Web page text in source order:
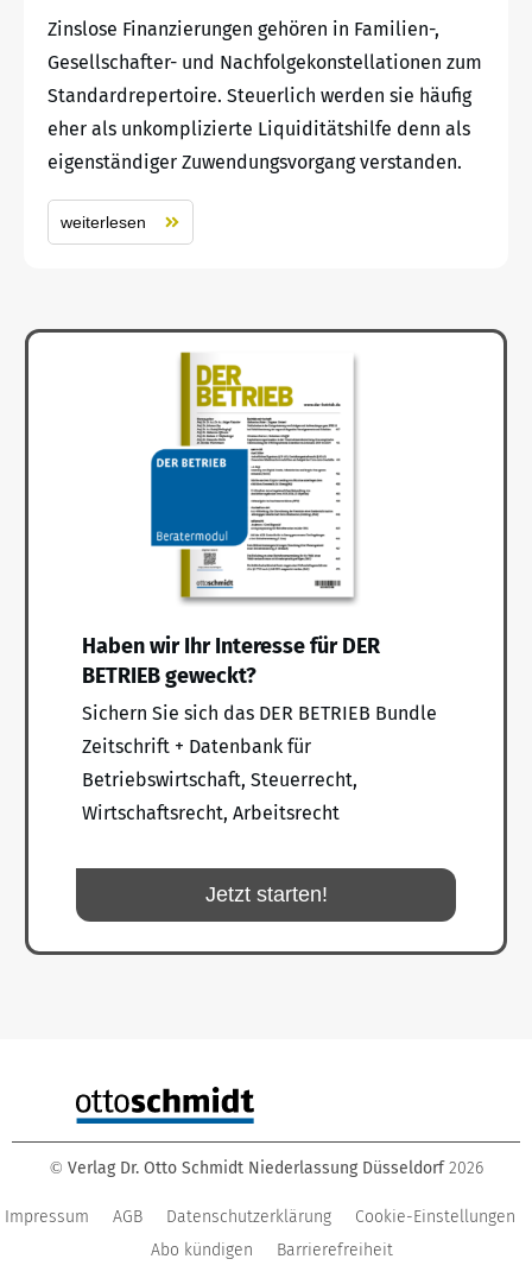
Zinslose Finanzierungen gehören in Familien-,
Gesellschafter- und Nachfolgekonstellationen zum
Standardrepertoire. Steuerlich werden sie häufig
eher als unkomplizierte Liquiditätshilfe denn als
eigenständiger Zuwendungsvorgang verstanden.
weiterlesen
Haben wir Ihr Interesse für DER
BETRIEB geweckt?
Sichern Sie sich das DER BETRIEB Bundle
Zeitschrift + Datenbank für
Betriebswirtschaft, Steuerrecht,
Wirtschaftsrecht, Arbeitsrecht
Jetzt starten!
© Verlag Dr. Otto Schmidt Niederlassung Düsseldorf 2026
Impressum AGB Datenschutzerklärung
Cookie-Einstellungen
Abo kündigen
Barrierefreiheit